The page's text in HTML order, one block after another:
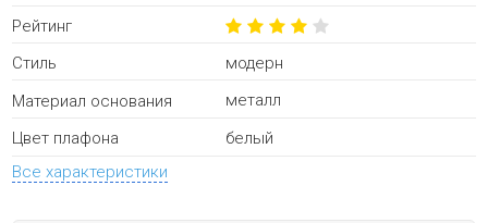
Рейтинг
Стиль
модерн
Материал основания
металл
Цвет плафона
белый
Все характеристики